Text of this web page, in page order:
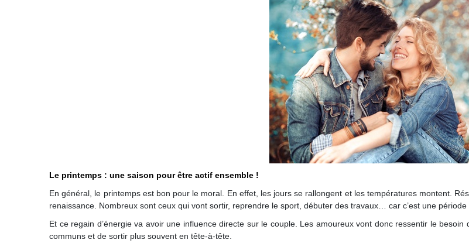
Le printemps : une saison pour être actif ensemble !
En général, le printemps est bon pour le moral. En effet, les jours se rallongent et les températures montent.
renaissance. Nombreux sont ceux qui vont sortir, reprendre le sport, débuter des travaux… car c’est une période
Et ce regain d’énergie va avoir une influence directe sur le couple. Les amoureux vont donc ressentir le
communs et de sortir plus souvent en tête-à-tête.